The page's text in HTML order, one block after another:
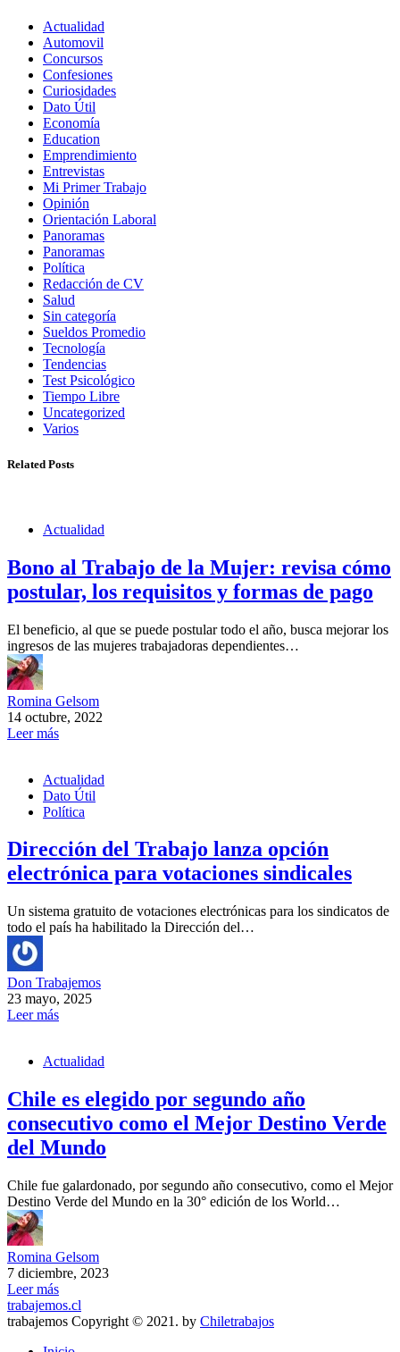
Actualidad
Automovil
Concursos
Confesiones
Curiosidades
Dato Útil
Economía
Education
Emprendimiento
Entrevistas
Mi Primer Trabajo
Opinión
Orientación Laboral
Panoramas
Panoramas
Política
Redacción de CV
Salud
Sin categoría
Sueldos Promedio
Tecnología
Tendencias
Test Psicológico
Tiempo Libre
Uncategorized
Varios
Related Posts
Actualidad
Bono al Trabajo de la Mujer: revisa cómo
postular, los requisitos y formas de pago
El beneficio, al que se puede postular todo el año, busca mejorar los
ingresos de las mujeres trabajadoras dependientes…
Romina Gelsom
14 octubre, 2022
Leer más
Actualidad
Dato Útil
Política
Dirección del Trabajo lanza opción
electrónica para votaciones sindicales
Un sistema gratuito de votaciones electrónicas para los sindicatos de
todo el país ha habilitado la Dirección del…
Don Trabajemos
23 mayo, 2025
Leer más
Actualidad
Chile es elegido por segundo año
consecutivo como el Mejor Destino Verde
del Mundo
Chile fue galardonado, por segundo año consecutivo, como el Mejor
Destino Verde del Mundo en la 30° edición de los World…
Romina Gelsom
7 diciembre, 2023
Leer más
trabajemos.cl
trabajemos Copyright © 2021. by Chiletrabajos